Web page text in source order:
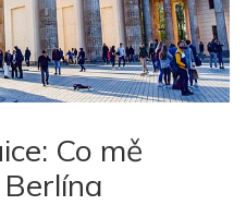
Co mě